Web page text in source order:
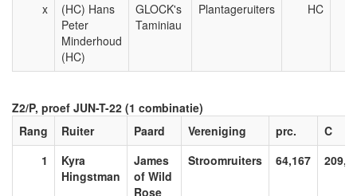
x
(HC) Hans
Peter
Minderhoud
(HC)
GLOCK's
Taminiau
Plantageruiters HC
Z2/P, proef JUN-T-22 (1 combinatie)
Rang
Ruiter Paard Vereniging prc.
C
1
Kyra
Hingstman
James
of Wild
Rose
Stroomruiters 64,167 209,0